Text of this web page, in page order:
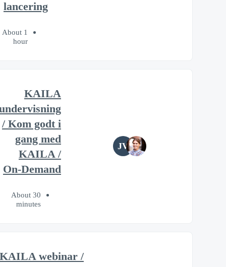
lancering
About 1
hour
JV
KAILA
/ Kom godt i
gang med
KAILA /
On-Demand
About 30
minutes
KAILA webinar /